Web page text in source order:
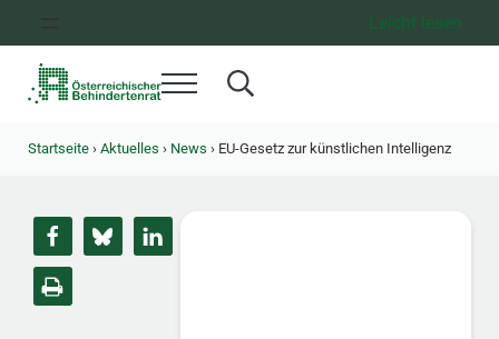
Leicht lesen
Menü Search...
Startseite › Aktuelles › News ›EU-Gesetz zur künstlichen Intelligenz